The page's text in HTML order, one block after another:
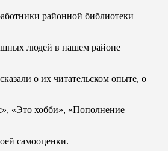
районной библиотеки
людей в нашем районе
о их читательском опыте, о
«Это хобби», «Пополнение
самооценки.